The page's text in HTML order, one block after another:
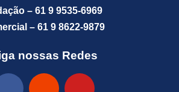
– 61 9 9535-6969
– 61 9 8622-9879
nossas Redes